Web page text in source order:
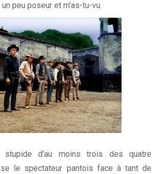
peu poseur et m’as-tu-vu.
d’au moins trois des quatre
le spectateur pantois face à tant de